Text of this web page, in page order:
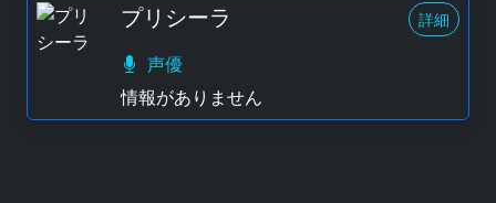
プリシーラ 詳細
声優
情報がありません